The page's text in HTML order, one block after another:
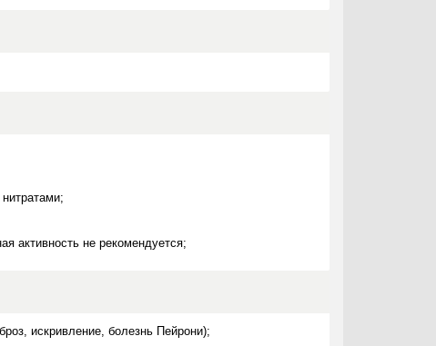
активность не рекомендуется;
искривление, болезнь Пейрони);